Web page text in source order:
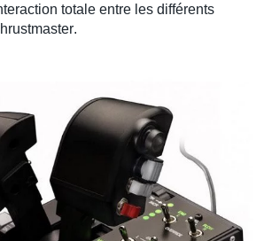
totale entre les différents
.